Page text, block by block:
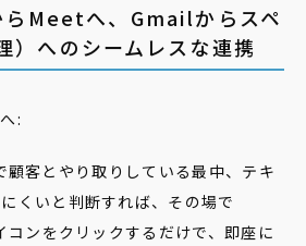
Meetへ、Gmailからスペ
）へのシームレスな連携
:
客とやり取りしている最中、テキ
くいと判断すれば、その場で
コンをクリックするだけで、即座に